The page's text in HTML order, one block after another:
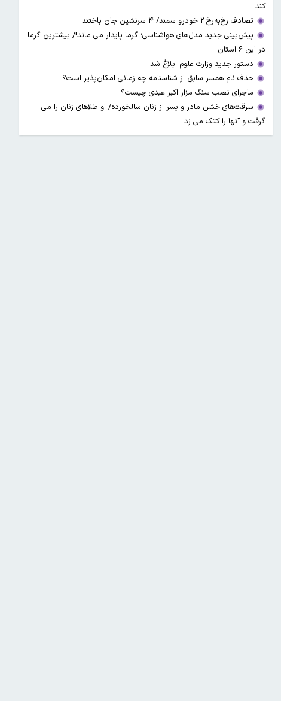
کند
تصادف رخ‌به‌رخ ۲ خودرو سمند/ ۴ سرنشین جان باختند
پیش‌بینی جدید مدل‌های هواشناسی؛ گرما پایدار می ماند!/ بیشترین گرما
در این ۶ استان
دستور جدید وزارت علوم ابلاغ شد
حذف نام همسر سابق از شناسنامه چه زمانی امکان‌پذیر است؟
ماجرای نصب سنگ مزار اکبر عبدی چیست؟
سرقت‌های خشن مادر و پسر از زنان سالخورده/ او طلاهای زنان را می
گرفت و آنها را کتک می زد